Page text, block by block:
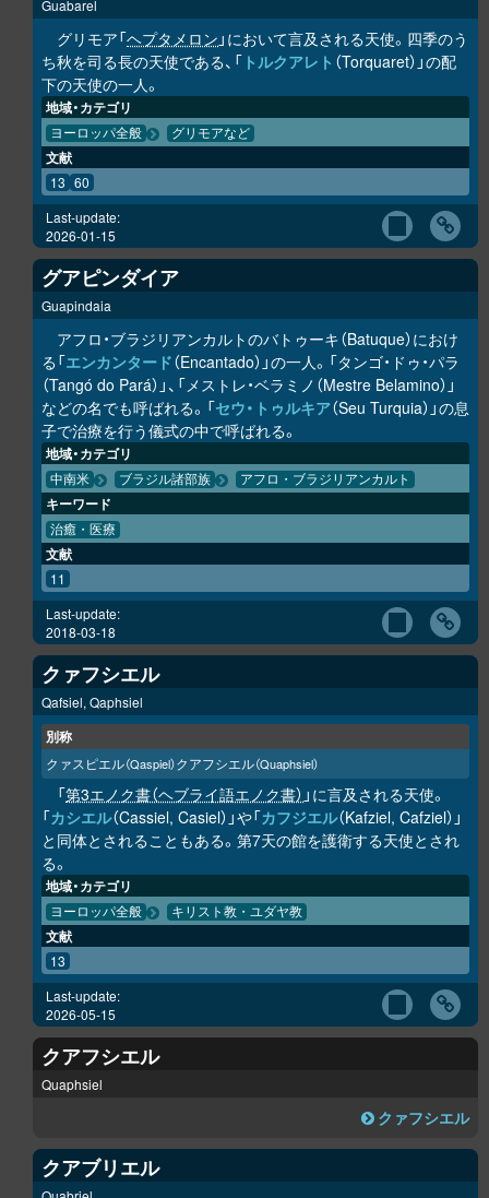
Guabarel
グリモア「ヘプタメロン 」において言及される天使。四季のう
ち秋を司る長の天使である、「 トルクアレト （Torquaret）」の配
下の天使の一人。
地域・カテゴリ
ヨーロッパ全般 グリモアなど
文献
13 60
Last-update:
2026-01-15
グアピンダイア
Guapindaia
アフロ・ブラジリアンカルトのバトゥーキ（Batuque）におけ
る「エンカンタード（Encantado）」の一人。「タンゴ・ドゥ・パラ
（Tangó do Pará）」、「メストレ・ベラミノ（Mestre Belamino）」
などの名でも呼ばれる。「セウ・トゥルキア（Seu Turquia）」の息
子で治療を行う儀式の中で呼ばれる。
地域・カテゴリ
中南米 ブラジル諸部族 アフロ・ブラジリアンカルト
キーワード
治癒・医療
文献
11
Last-update:
2018-03-18
クァフシエル
Qafsiel, Qaphsiel
別称
クァスピエル（Qaspiel）クアフシエル（Quaphsiel）
「第3エノク書（ヘブライ語エノク書） 」に言及される天使。
「カシエル（Cassiel, Casiel）」や「カフジエル（Kafziel, Cafziel）」
と同体とされることもある。第7天の館を護衛する天使とされ
る。
地域・カテゴリ
ヨーロッパ全般 キリスト教・ユダヤ教
文献
13
Last-update:
2026-05-15
クアフシエル
Quaphsiel
クァフシエル
クアブリエル